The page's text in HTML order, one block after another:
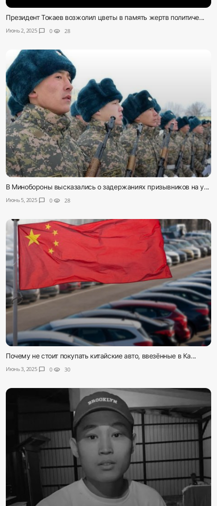
Президент Токаев возжолил цветы в память жертв политиче...
Июнь 2, 2025 chat_bubble 0 visibility 28
В Минобороны высказались о задержаниях призывников на у...
Июнь 5, 2025 chat_bubble 0 visibility 28
Почему не стоит покупать китайские авто, ввезённые в Ка...
Июнь 3, 2025 chat_bubble 0 visibility 30